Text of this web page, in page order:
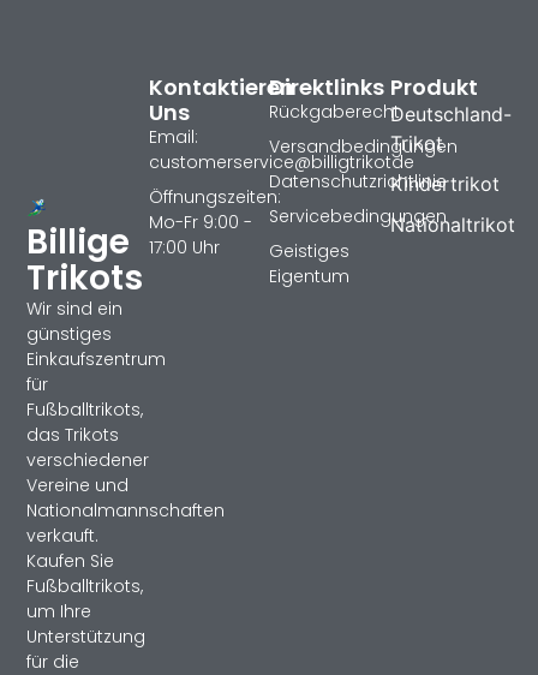
Billige
Trikots
Wir sind ein
günstiges
Einkaufszentrum
für
Fußballtrikots,
das Trikots
verschiedener
Vereine und
Nationalmannschaften
verkauft.
Kaufen Sie
Fußballtrikots,
um Ihre
Unterstützung
für die
Produkt
Deutschland-
Trikot
Kindertrikot
Nationaltrikot
Direktlinks
Rückgaberecht
Versandbedingungen
Datenschutzrichtlinie
Servicebedingungen
Geistiges
Eigentum
Kontaktieren
Uns
Email:
customerservice@billigtrikotde
Öffnungszeiten:
Mo-Fr 9:00 -
17:00 Uhr